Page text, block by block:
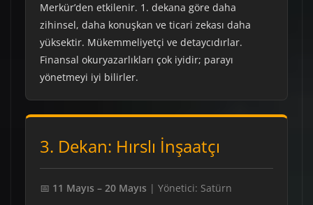
Merkür’den etkilenir. 1. dekana göre daha
zihinsel, daha konuşkan ve ticari zekası daha
yüksektir. Mükemmeliyetçi ve detaycıdırlar.
Finansal okuryazarlıkları çok iyidir; parayı
yönetmeyi iyi bilirler.
3. Dekan: Hırslı İnşaatçı
📅 11 Mayıs – 20 Mayıs | Yönetici: Satürn